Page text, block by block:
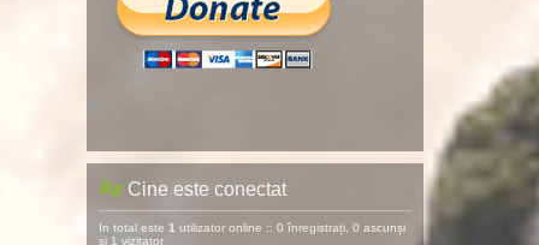
Cine este conectat
In total este 1 utilizator online :: 0 înregistrați, 0 ascunși
și 1 vizitator